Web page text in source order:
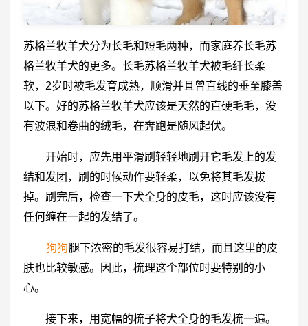
苏格兰牧羊犬分为长毛和短毛两种，而家庭养长毛苏
格兰牧羊犬的更多。长毛苏格兰牧羊犬被毛纤长柔
软，2岁时被毛发育成熟，顺滑并且曾直线的垂至膝盖
以下。好的苏格兰牧羊犬应该是天然的直硬毛毛，没
有波浪和卷曲的绒毛，在奔跑是随风起伏。
开始时，应先用平滑刷轻轻地刷开它毛发上的发
结和发团，刷的时候动作要轻柔，以免将其毛发拔
掉。刷完后，检查一下犬全身的皮毛，这时应该没有
任何缠在一起的发结了。
狗狗腿下浓密的毛发很容易打结，而且这里的皮
肤也比较敏感。因此，梳理这个部位时要特别的小
心。
接下来，用宽幅的梳子将犬全身的毛发梳一遍。